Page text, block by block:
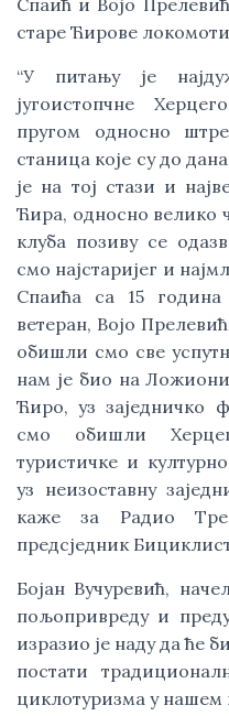
Спаић и Војо
старе Ћирове
“У питању је
југоистопчне
пругом односно
станица које су до
је на тој стази и
Ћира, односно велико
клуба позиву се
смо најстаријег и
Спаића са 15
ветеран, Војо
обишли смо све
нам је био на
Ћиро, уз заједничко
смо обишли
туристичке и
уз неизоставну
каже за Радио
предсједник
Бојан Вучуревић,
пољопривреду и
изразио је наду да ће
постати
циклотуризма у нашем